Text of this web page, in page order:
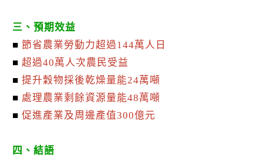
三、預期效益
■ 節省農業勞動力超過144萬人日
■超過40萬人次農民受益
■提升穀物採後乾燥量能24萬噸
■ 處理農業剩餘資源量能48萬噸
■促進產業及周邊產值300億元
四、結語